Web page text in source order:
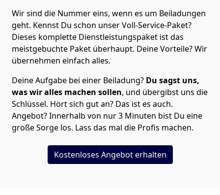
Wir sind die Nummer eins, wenn es um Beiladungen
geht. Kennst Du schon unser Voll-Service-Paket?
Dieses komplette Dienstleistungspaket ist das
meistgebuchte Paket überhaupt. Deine Vorteile? Wir
übernehmen einfach alles.
Deine Aufgabe bei einer Beiladung? Du sagst uns,
was wir alles machen sollen, und übergibst uns die
Schlüssel. Hört sich gut an? Das ist es auch.
Angebot? Innerhalb von nur 3 Minuten bist Du eine
große Sorge los. Lass das mal die Profis machen.
Kostenloses Angebot erhalten